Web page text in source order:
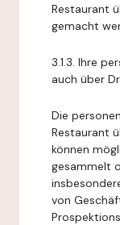
Restaurant
gemacht
3.1.3. Ihre
auch über
Die
Restaurant
können
gesammelt
von